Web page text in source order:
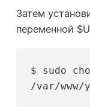
Затем
переменной
$ sudo
/var/www/